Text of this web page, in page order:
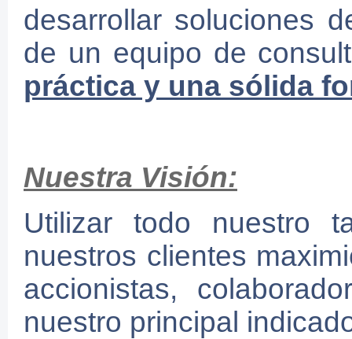
desarrollar soluciones
de un equipo de
práctica y una sólida
Nuestra Visión:
Utilizar todo nuestro
nuestros clientes
accionistas,
nuestro principal